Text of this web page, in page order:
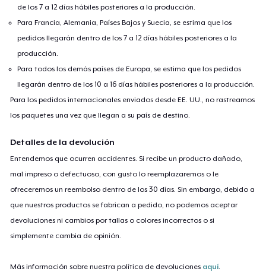
de los 7 a 12 días hábiles posteriores a la producción.
Para Francia, Alemania, Países Bajos y Suecia, se estima que los
pedidos llegarán dentro de los 7 a 12 días hábiles posteriores a la
producción.
Para todos los demás países de Europa, se estima que los pedidos
llegarán dentro de los 10 a 16 días hábiles posteriores a la producción.
Para los pedidos internacionales enviados desde EE. UU., no rastreamos
los paquetes una vez que llegan a su país de destino.
Detalles de la devolución
Entendemos que ocurren accidentes. Si recibe un producto dañado,
mal impreso o defectuoso, con gusto lo reemplazaremos o le
ofreceremos un reembolso dentro de los 30 días. Sin embargo, debido a
que nuestros productos se fabrican a pedido, no podemos aceptar
devoluciones ni cambios por tallas o colores incorrectos o si
simplemente cambia de opinión.
Más información sobre nuestra política de devoluciones aquí